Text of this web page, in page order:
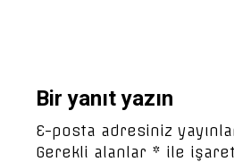
Bir yanıt yazın
E-posta adresiniz
Gerekli alanlar * ile